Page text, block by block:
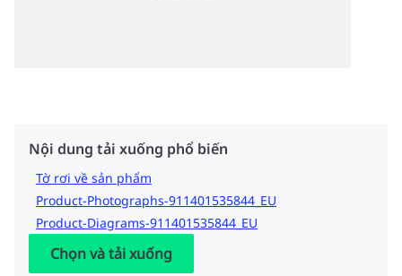
Nội dung tải xuống phổ biến
Tờ rơi về sản phẩm
Product-Photographs-911401535844_EU
Product-Diagrams-911401535844_EU
Chọn và tải xuống